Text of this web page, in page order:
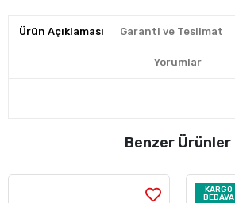
Ürün Açıklaması Garanti ve Teslimat
Yorumlar
Benzer Ürünler
KARGO
BEDAVA